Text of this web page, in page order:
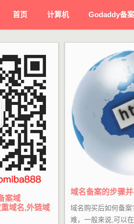
首页 计算机 Godaddy备
案域
域名,外链域
域名备案的步骤
域名购买后如何备
难，一般来说,可以